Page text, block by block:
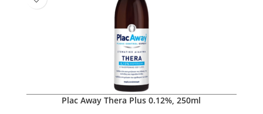
Plac Away Thera Plus 0.12%, 250ml